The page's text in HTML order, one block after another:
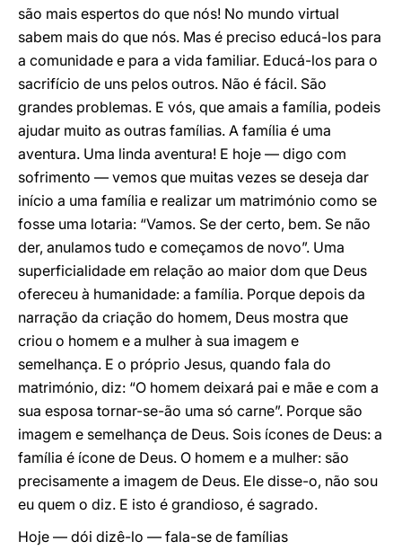
são mais espertos do que nós! No mundo virtual
sabem mais do que nós. Mas é preciso educá-los para
a comunidade e para a vida familiar. Educá-los para o
sacrifício de uns pelos outros. Não é fácil. São
grandes problemas. E vós, que amais a família, podeis
ajudar muito as outras famílias. A família é uma
aventura. Uma linda aventura! E hoje — digo com
sofrimento — vemos que muitas vezes se deseja dar
início a uma família e realizar um matrimónio como se
fosse uma lotaria: “Vamos. Se der certo, bem. Se não
der, anulamos tudo e começamos de novo”. Uma
superficialidade em relação ao maior dom que Deus
ofereceu à humanidade: a família. Porque depois da
narração da criação do homem, Deus mostra que
criou o homem e a mulher à sua imagem e
semelhança. E o próprio Jesus, quando fala do
matrimónio, diz: “O homem deixará pai e mãe e com a
sua esposa tornar-se-ão uma só carne”. Porque são
imagem e semelhança de Deus. Sois ícones de Deus: a
família é ícone de Deus. O homem e a mulher: são
precisamente a imagem de Deus. Ele disse-o, não sou
eu quem o diz. E isto é grandioso, é sagrado.
Hoje — dói dizê-lo — fala-se de famílias